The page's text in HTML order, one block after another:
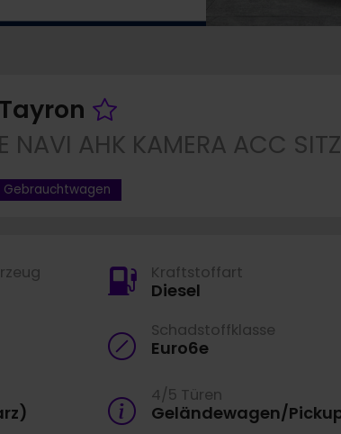
Fahrzeug merken
NAVI AHK KAMERA ACC
Kraftstoffart
Diesel
Schadstoffklasse
Euro6e
4/5 Türen
Geländewagen/